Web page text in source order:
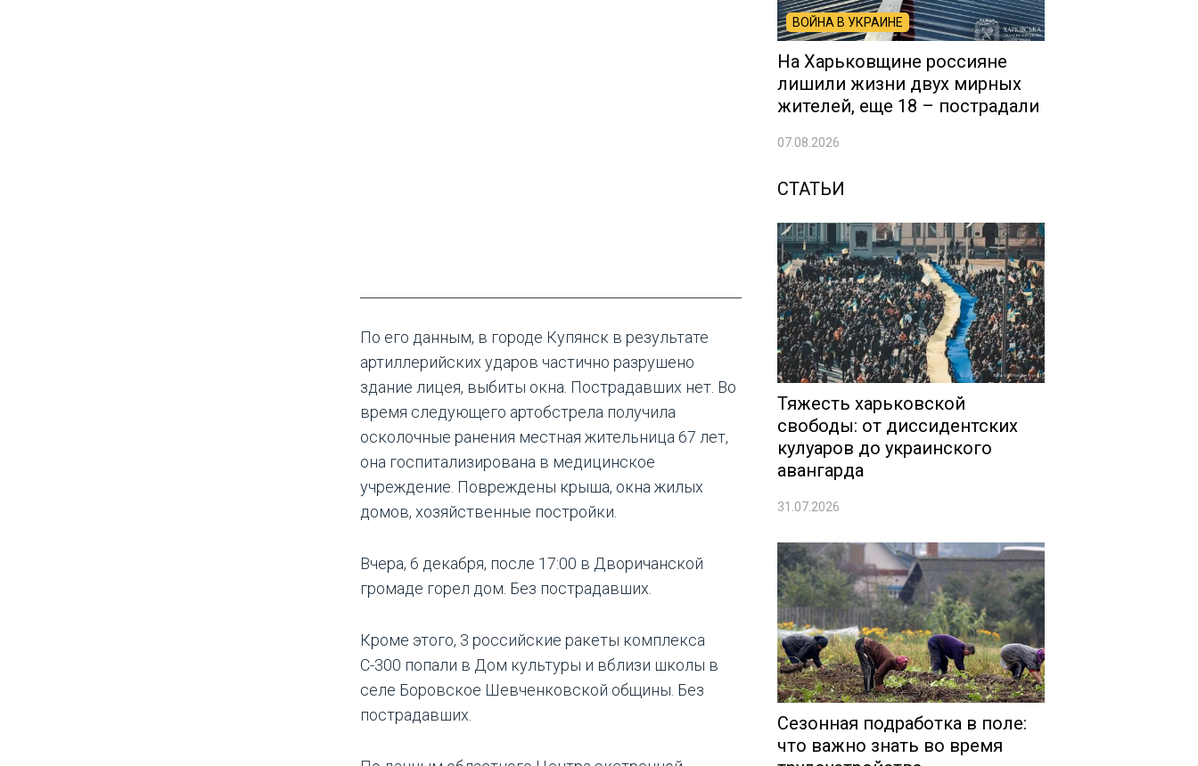
По его данным, в городе Купянск в результате
артиллерийских ударов частично разрушено
здание лицея, выбиты окна. Пострадавших нет. Во
время следующего артобстрела получила
осколочные ранения местная жительница 67 лет,
она госпитализирована в медицинское
учреждение. Повреждены крыша, окна жилых
домов, хозяйственные постройки.
Вчера, 6 декабря, после 17:00 в Дворичанской
громаде горел дом. Без пострадавших.
Кроме этого, 3 российские ракеты комплекса
С-300 попали в Дом культуры и вблизи школы в
селе Боровское Шевченковской общины. Без
пострадавших.
ВОЙНА В УКРАИНЕ
На Харьковщине россияне
лишили жизни двух мирных
жителей, еще 18 – пострадали
07.08.2026
СТАТЬИ
Тяжесть харьковской
свободы: от диссидентских
кулуаров до украинского
авангарда
31.07.2026
Сезонная подработка в поле:
что важно знать во время